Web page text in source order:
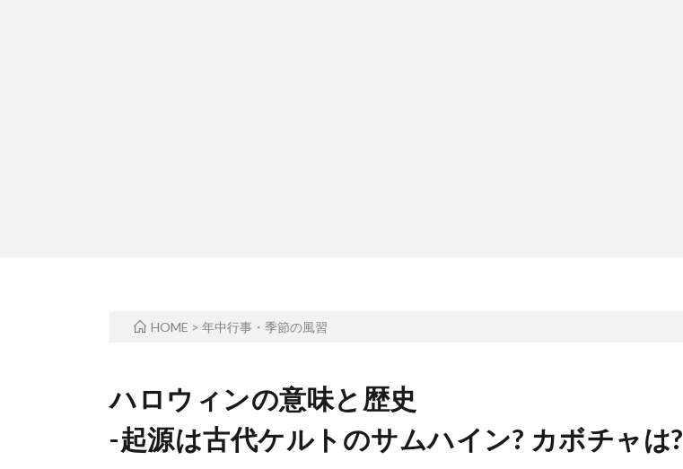
HOME >年中行事・季節の風習
ハロウィンの意味と歴史
-起源は古代ケルトのサムハイン? カボチャは?